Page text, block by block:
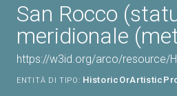
San Rocco
meridionale
https://w3id.org/arco/resource/
ENTITÀ DI TIPO: